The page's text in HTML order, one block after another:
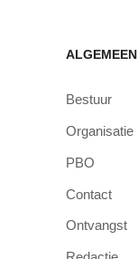
ALGEMEEN
Bestuur
Organisatie
PBO
Contact
Ontvangst